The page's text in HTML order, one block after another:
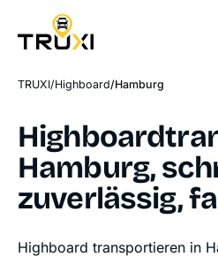
TRUXI Highboard Hamburg
Hamburg,
zuverlässig,
Highboard transportieren in